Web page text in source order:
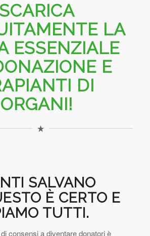
SCARICA
LA
ESSENZIALE
E
DI
ORGANI!
SALVANO
È CERTO E
TUTTI.
consensi a diventare donatori è